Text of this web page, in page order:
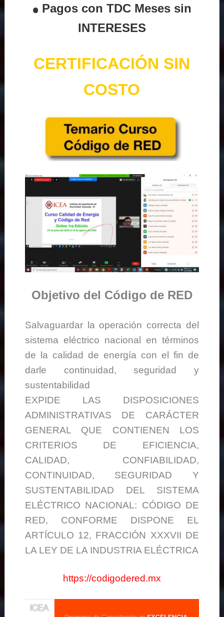
Pagos con TDC Meses sin
INTERESES
CERTIFICACIÓN SIN
COSTO
Objetivo del Código de RED
Salvaguardar la operación correcta del
sistema eléctrico nacional en términos
de la calidad de energía con el fin de
darle continuidad, seguridad y
sustentabilidad
EXPIDE LAS DISPOSICIONES
ADMINISTRATIVAS DE CARÁCTER
GENERAL QUE CONTIENEN LOS
CRITERIOS DE EFICIENCIA,
CALIDAD, CONFIABILIDAD,
CONTINUIDAD, SEGURIDAD Y
SUSTENTABILIDAD DEL SISTEMA
ELÉCTRICO NACIONAL: CÓDIGO DE
RED, CONFORME DISPONE EL
ARTÍCULO 12, FRACCIÓN XXXVII DE
LA LEY DE LA INDUSTRIA ELÉCTRICA
https://codigodered.mx